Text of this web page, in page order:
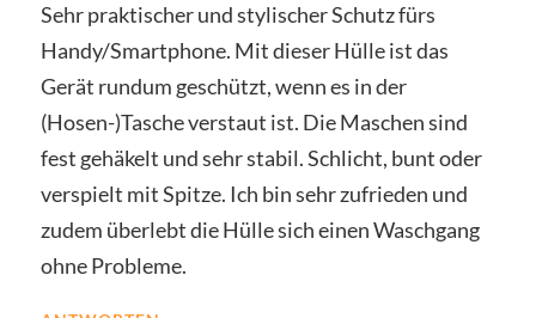
Sehr praktischer und stylischer Schutz fürs
Handy/Smartphone. Mit dieser Hülle ist das
Gerät rundum geschützt, wenn es in der
(Hosen-)Tasche verstaut ist. Die Maschen sind
fest gehäkelt und sehr stabil. Schlicht, bunt oder
verspielt mit Spitze. Ich bin sehr zufrieden und
zudem überlebt die Hülle sich einen Waschgang
ohne Probleme.